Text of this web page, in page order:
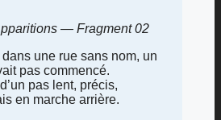
— Fragment 02
dans une rue sans nom, un
pas commencé.
pas lent, précis,
en marche arrière.